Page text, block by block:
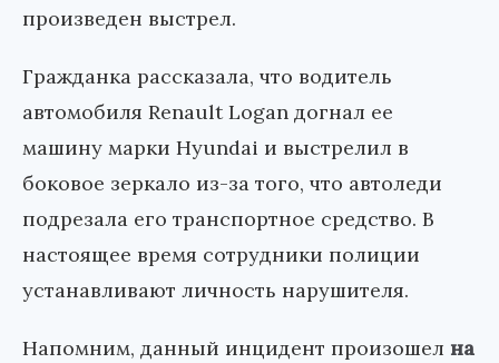
произведен выстрел.
Гражданка рассказала, что водитель
автомобиля Renault Logan догнал ее
машину марки Hyundai и выстрелил в
боковое зеркало из-за того, что автоледи
подрезала его транспортное средство. В
настоящее время сотрудники полиции
устанавливают личность нарушителя.
Напомним, данный инцидент произошел на